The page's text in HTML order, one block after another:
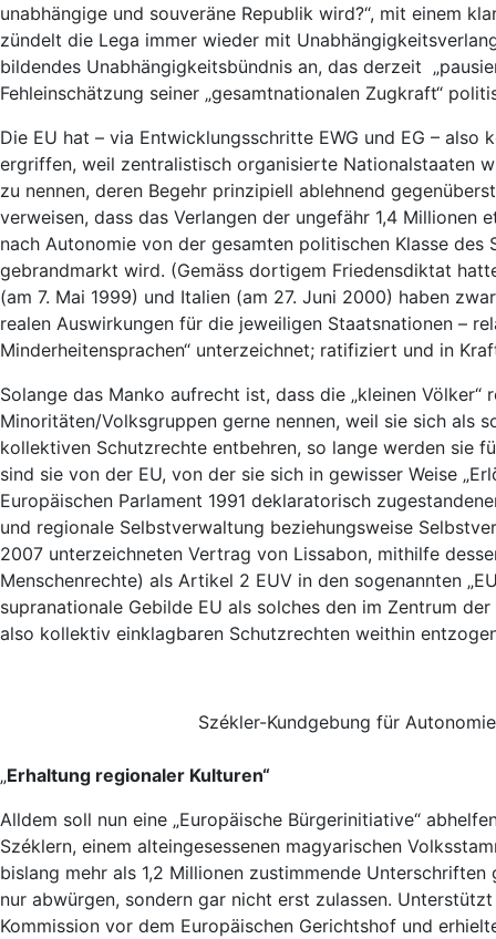
unabhängige und souveräne Republik wird?“, mit einem
zündelt die Lega immer wieder mit
bildendes Unabhängigkeitsbündnis an, das derzeit
Fehleinschätzung seiner „gesamtnationalen Zugkraft“
Die EU hat – via Entwicklungsschritte EWG und EG –
ergriffen, weil zentralistisch organisierte Nationalstaaten
zu nennen, deren Begehr prinzipiell ablehnend
verweisen, dass das Verlangen der ungefähr 1,4 Millionen
nach Autonomie von der gesamten politischen Klasse des
gebrandmarkt wird. (Gemäss dortigem Friedensdiktat
(am 7. Mai 1999) und Italien (am 27. Juni 2000) haben
realen Auswirkungen für die jeweiligen Staatsnationen –
Minderheitensprachen“ unterzeichnet; ratifiziert und in
Solange das Manko aufrecht ist, dass die „kleinen
Minoritäten/Volksgruppen gerne nennen, weil sie sich als
kollektiven Schutzrechte entbehren, so lange werden sie
sind sie von der EU, von der sie sich in gewisser Weise
Europäischen Parlament 1991 deklaratorisch
und regionale Selbstverwaltung beziehungsweise
2007 unterzeichneten Vertrag von Lissabon, mithilfe
Menschenrechte) als Artikel 2 EUV in den sogenannten
supranationale Gebilde EU als solches den im Zentrum
also kollektiv einklagbaren Schutzrechten weithin
Székler-Kundgebung für
„Erhaltung regionaler Kulturen“
Alldem soll nun eine „Europäische Bürgerinitiative“
Széklern, einem alteingesessenen magyarischen
bislang mehr als 1,2 Millionen zustimmende
nur abwürgen, sondern gar nicht erst zulassen.
Kommission vor dem Europäischen Gerichtshof und